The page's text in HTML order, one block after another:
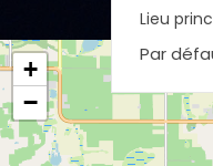
Lieu
Par
+
−